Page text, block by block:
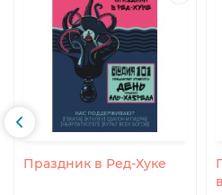
Праздник в Ред-Хуке